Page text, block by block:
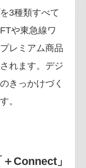
3種類すべて
や東急線ワ
レミアム商品
れます。デジ
きっかけづく
。
Connect」